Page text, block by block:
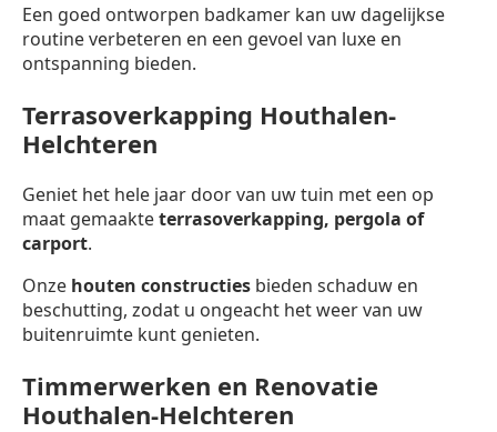
Een goed ontworpen badkamer kan uw dagelijkse
routine verbeteren en een gevoel van luxe en
ontspanning bieden.
Terrasoverkapping Houthalen-
Helchteren
Geniet het hele jaar door van uw tuin met een op
maat gemaakteterrasoverkapping, pergola of
carport.
Onze houten constructies bieden schaduw en
beschutting, zodat u ongeacht het weer van uw
buitenruimte kunt genieten.
Timmerwerken en Renovatie
Houthalen-Helchteren